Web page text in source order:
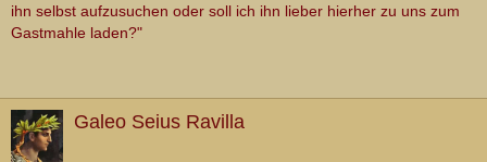
ihn selbst aufzusuchen oder soll ich ihn lieber hierher zu uns zum
Gastmahle laden?"
Galeo Seius Ravilla